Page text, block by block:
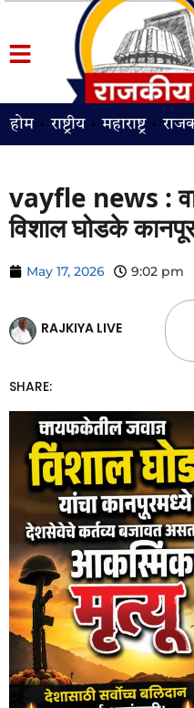
होम राष्ट्रीय महाराष्ट्र
vayfle news :
विशाल घोडके
May 17, 2026 9:02 pm
RAJKIYA LIVE
SHARE: